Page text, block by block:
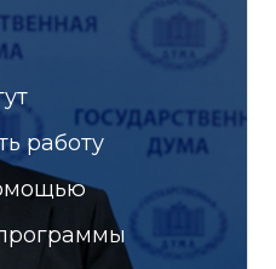
работу